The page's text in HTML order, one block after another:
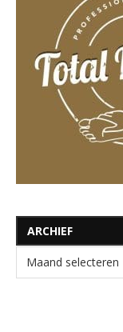
ARCHIEF